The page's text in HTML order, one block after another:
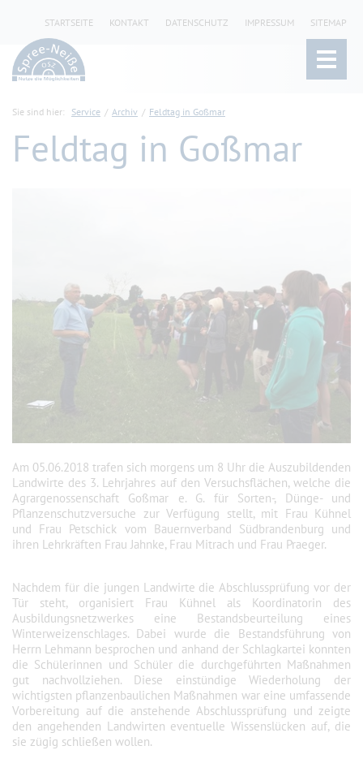
STARTSEITE KONTAKT DATENSCHUTZ IMPRESSUM SITEMAP
Sie sind hier: Service Archiv Feldtag in Goßmar
Feldtag in Goßmar
Am 05.06.2018 trafen sich morgens um 8 Uhr die Auszubildenden
Landwirte des 3. Lehrjahres auf den Versuchsflächen, welche die
Agrargenossenschaft Goßmar e. G. für Sorten-, Dünge- und
Pflanzenschutzversuche zur Verfügung stellt, mit Frau Kühnel
und Frau Petschick vom Bauernverband Südbrandenburg und
ihren Lehrkräften Frau Jahnke, Frau Mitrach und Frau Praeger.
Nachdem für die jungen Landwirte die Abschlussprüfung vor der
Tür steht, organisiert Frau Kühnel als Koordinatorin des
Ausbildungsnetzwerkes eine Bestandsbeurteilung eines
Winterweizenschlages. Dabei wurde die Bestandsführung von
Herrn Lehmann besprochen und anhand der Schlagkartei konnten
die Schülerinnen und Schüler die durchgeführten Maßnahmen
gut nachvollziehen. Diese einstündige Wiederholung der
wichtigsten pflanzenbaulichen Maßnahmen war eine umfassende
Vorbereitung auf die anstehende Abschlussprüfung und zeigte
den angehenden Landwirten eventuelle Wissenslücken auf, die
sie zügig schließen wollen.